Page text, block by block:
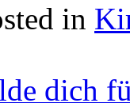
in
dich